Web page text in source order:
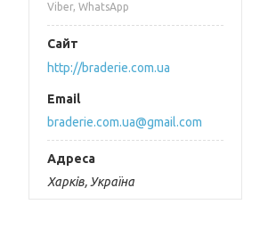
Viber, WhatsApp
http://braderie.com.ua
braderie.com.ua@gmail.com
Харків, Україна